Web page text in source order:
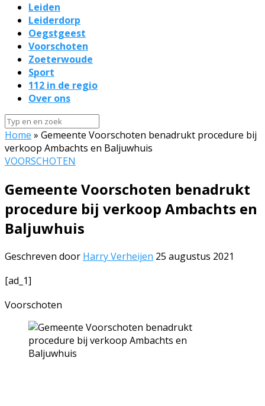
Leiden
Leiderdorp
Oegstgeest
Voorschoten
Zoeterwoude
Sport
112 in de regio
Over ons
Home » Gemeente Voorschoten benadrukt procedure bij
verkoop Ambachts en Baljuwhuis
VOORSCHOTEN
Gemeente Voorschoten benadrukt
procedure bij verkoop Ambachts en
Baljuwhuis
Geschreven door Harry Verheijen 25 augustus 2021
[ad_1]
Voorschoten